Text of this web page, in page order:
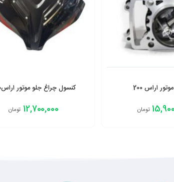
اراس 200
تومان
کنسول چراغ جلو موتور اراس200
12,700,000 تومان